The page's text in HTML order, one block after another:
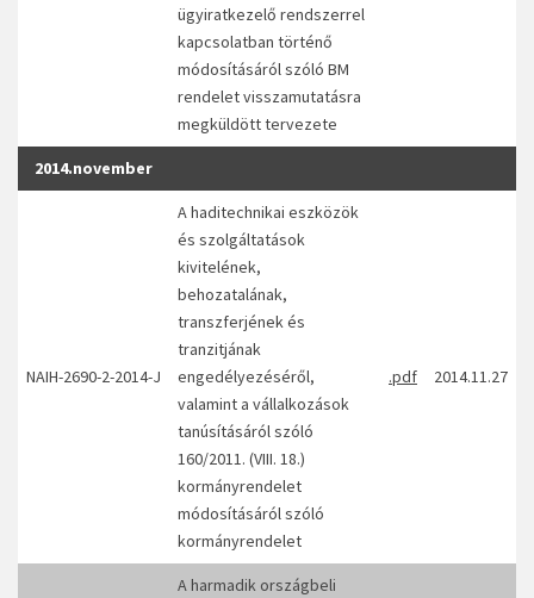
ügyiratkezelő rendszerrel
kapcsolatban történő
módosításáról szóló BM
rendelet visszamutatásra
megküldött tervezete
2014.november
NAIH-2690-2-2014-J
A haditechnikai eszközök
és szolgáltatások
kivitelének,
behozatalának,
transzferjének és
tranzitjának
engedélyezéséről,
valamint a vállalkozások
tanúsításáról szóló
160/2011. (VIII. 18.)
kormányrendelet
módosításáról szóló
kormányrendelet
.pdf 2014.11.27
A harmadik országbeli